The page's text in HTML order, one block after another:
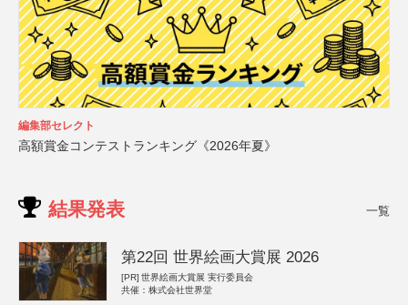
編集部セレクト
高額賞金コンテストランキング《2026年夏》
結果発表 一覧
第22回 世界絵画大賞展 2026
[PR] 世界絵画大賞展 実行委員会
共催：株式会社世界堂